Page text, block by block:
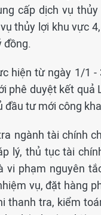
cấp dịch vụ
thủy lợi khu vực
đồng.
hiện từ ngày 1/1
duyệt kết quả
tư mới công
ngành tài chính
lý, thủ tục tài
phạm nguyên
vụ, đặt hàng
thanh tra, kiểm